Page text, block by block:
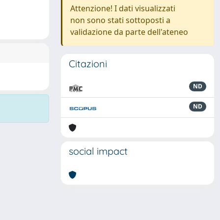
Attenzione! I dati visualizzati
non sono stati sottoposti a
validazione da parte dell'ateneo
Citazioni
ND
ND
social impact